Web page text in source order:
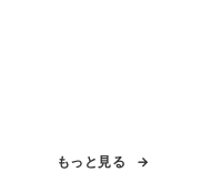
もっと見る